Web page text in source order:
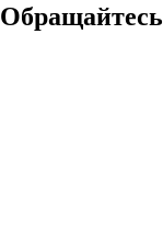
Обращайтесь